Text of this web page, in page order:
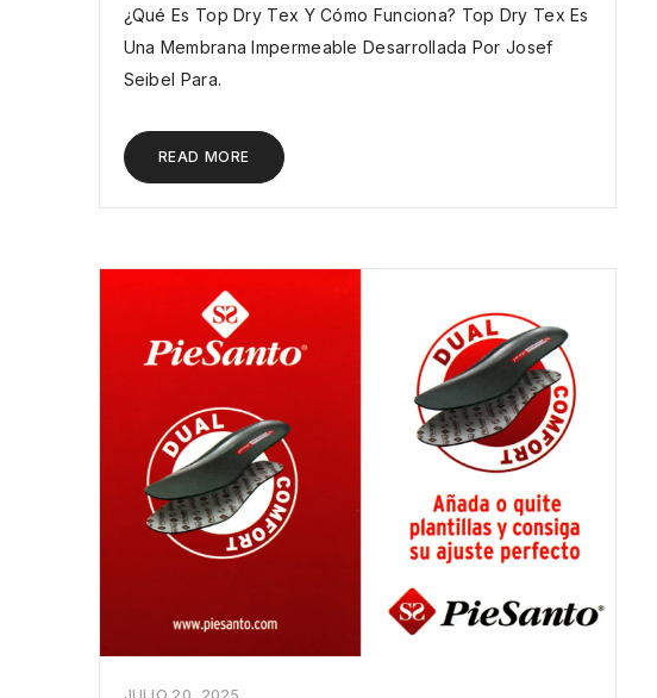
¿Qué Es Top Dry Tex Y Cómo Funciona? Top Dry Tex Es
Una Membrana Impermeable Desarrollada Por Josef
Seibel Para.
READ MORE